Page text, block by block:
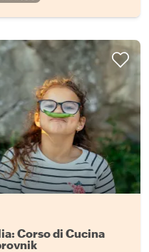
Corso di Cucina